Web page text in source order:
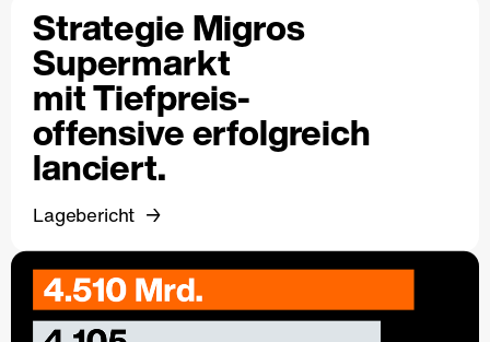
Strategie Migros
Supermarkt
mit Tiefpreis-
offensive erfolgreich
lanciert.
Lagebericht